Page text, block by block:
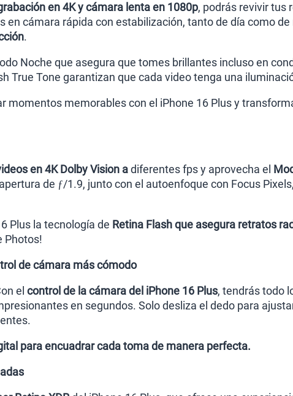
en 4K y cámara lenta en 1080p, podrás revivir tus
cámara rápida con estabilización, tanto de día como de
.
Noche que asegura que tomes brillantes incluso en
True Tone garantizan que cada video tenga una
momentos memorables con el iPhone 16 Plus y
en 4K Dolby Vision adiferentes fps y aprovecha el
de ƒ/1.9, junto con el autoenfoque con Focus
Plus la tecnología de Retina Flash que asegura retratos
Photos!
de cámara más cómodo
el control de la cámara del iPhone 16 Plus, tendrás todo
en segundos. Solo desliza el dedo para
para encuadrar cada toma de manera perfecta.